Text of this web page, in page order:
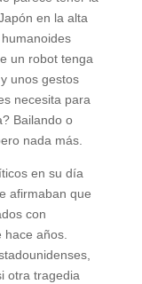
en la alta
un robot tenga
unos gestos
necesita para
Bailando o
nada más.
en su día
afirmaban que
con
años.
otra tragedia